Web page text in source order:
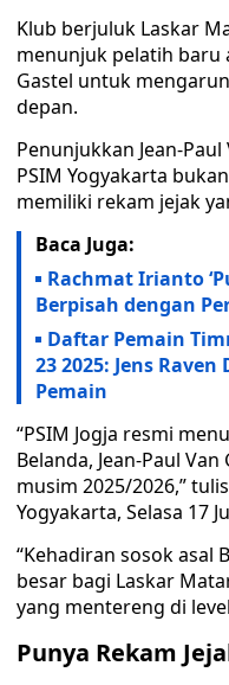
Klub berjuluk Laskar
menunjuk pelatih baru
Gastel untuk
depan.
Penunjukkan Jean-
PSIM Yogyakarta
memiliki rekam jejak
Baca Juga:
Rachmat Irianto
Berpisah dengan
Daftar Pemain
23 2025: Jens
Pemain
“PSIM Jogja resmi
Belanda, Jean-Paul
musim 2025/2026,”
Yogyakarta, Selasa 17
“Kehadiran sosok asal
besar bagi Laskar
yang mentereng di
Punya Rekam